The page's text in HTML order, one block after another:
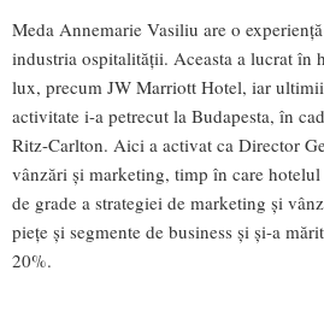
Meda Annemarie Vasiliu are o
industria ospitalității. Aceasta a lucrat în
lux, precum JW Marriott Hotel, iar
activitate i-a petrecut la Budapesta, în
Ritz-Carlton. Aici a activat ca Director
vânzări și marketing, timp în care
de grade a strategiei de marketing și
piețe și segmente de business și și-a
20%.